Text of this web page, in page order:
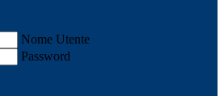
Nome Utente
Password